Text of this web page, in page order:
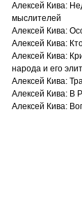
Алексей Кива:
мыслителей
Алексей Кива:
Алексей Кива:
Алексей Кива:
народа и его
Алексей Кива:
Алексей Кива: В
Алексей Кива: